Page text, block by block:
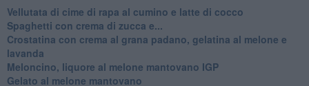
Vellutata di cime di rapa al cumino e latte di cocco
Spaghetti con crema di zucca e...
Crostatina con crema al grana padano, gelatina al melone e
lavanda
Meloncino, liquore al melone mantovano IGP
Gelato al melone mantovano